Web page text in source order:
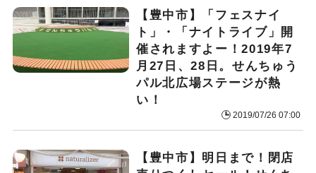
【豊中市】「フェスナイ
ト」・「ナイトライブ」開
催されますよー！2019年7
月27日、28日。せんちゅう
パル北広場ステージが熱
い！
2019/07/26 07:00
【豊中市】明日まで！閉店